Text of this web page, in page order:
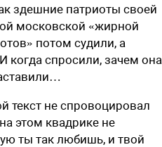
здешние патриоты своей
московской «жирной
потом судили, а
когда спросили, зачем она
текст не спровоцировал
этом квадрике не
ты так любишь, и твой